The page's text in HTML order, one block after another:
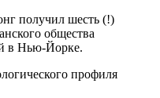
получил шесть (!)
общества
в Нью-Йорке.
профиля